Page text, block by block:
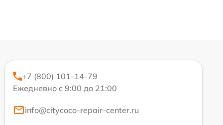
+7 (800) 101-14-79
Ежедневно с 9:00 до 21:00
info@citycoco-repair-center.ru